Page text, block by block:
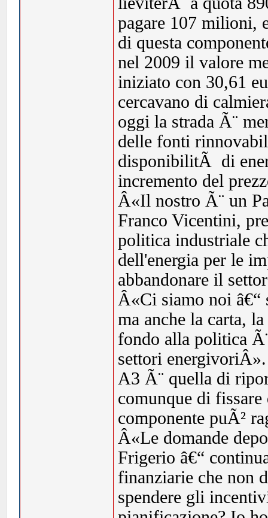
pagare 107 milioni,
di questa
nel 2009 il valore
iniziato con 30,61
cercavano di
oggi la strada Ã¨
delle fonti
disponibilitÃ di
incremento del
Â«Il nostro Ã¨ un
Franco Vicentini,
politica industriale
dell'energia per le
abbandonare il
Â«Ci siamo noi
ma anche la carta,
fondo alla politica
settori
A3 Ã¨ quella di
comunque di fissare
componente puÃ²
Â«Le domande
Frigerio â€“
finanziarie che non
spendere gli